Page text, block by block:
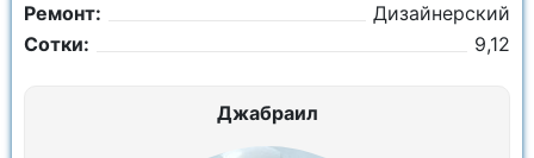
Ремонт:
Дизайнерский
Сотки:
9,12
Джабраил